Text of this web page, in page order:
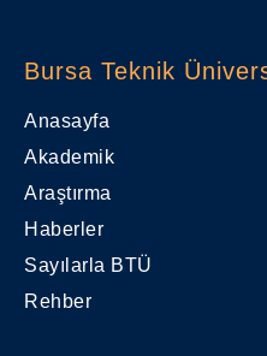
Bursa Teknik
Anasayfa
Akademik
Araştırma
Haberler
Sayılarla BTÜ
Rehber